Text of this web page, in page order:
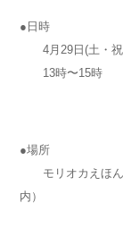
●日時
4月29日(土・
13時〜15時
●場所
モリオカえほん
内）